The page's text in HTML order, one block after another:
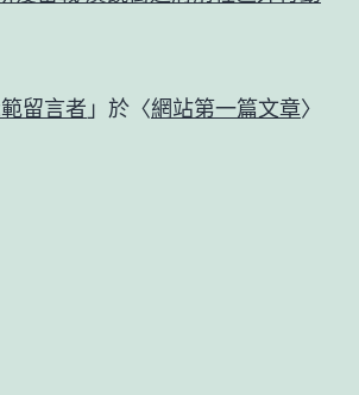
留言者 」於〈網站第一篇文章〉